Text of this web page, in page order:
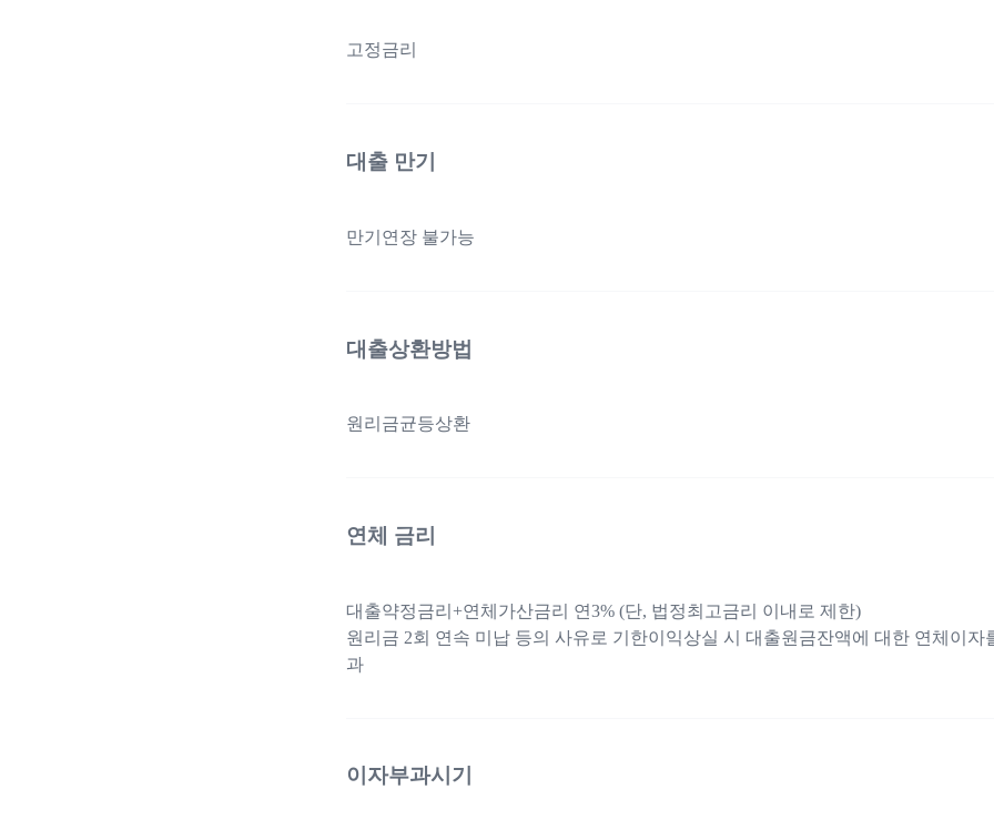
고정금리
대출 만기
만기연장 불가능
대출상환방법
원리금균등상환
연체 금리
대출약정금리+연체가산금리 연3% (단, 법정최고금리 이내로 제한)
원리금 2회 연속 미납 등의 사유로 기한이익상실 시 대출원금잔액에 대한 연체이자
과
이자부과시기